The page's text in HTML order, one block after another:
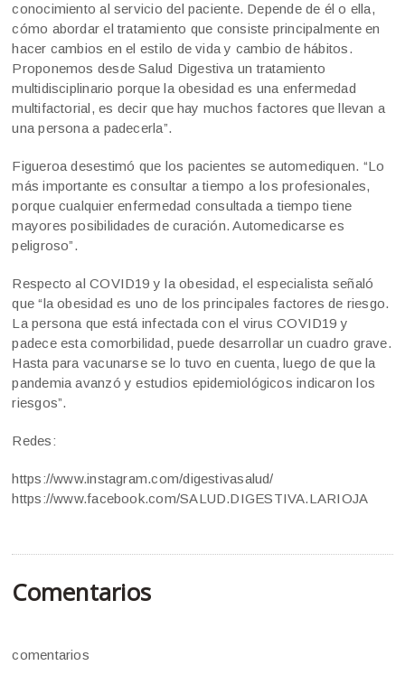
conocimiento al servicio del paciente. Depende de él o ella,
cómo abordar el tratamiento que consiste principalmente en
hacer cambios en el estilo de vida y cambio de hábitos.
Proponemos desde Salud Digestiva un tratamiento
multidisciplinario porque la obesidad es una enfermedad
multifactorial, es decir que hay muchos factores que llevan a
una persona a padecerla”.
Figueroa desestimó que los pacientes se automediquen. “Lo
más importante es consultar a tiempo a los profesionales,
porque cualquier enfermedad consultada a tiempo tiene
mayores posibilidades de curación. Automedicarse es
peligroso”.
Respecto al COVID19 y la obesidad, el especialista señaló
que “la obesidad es uno de los principales factores de riesgo.
La persona que está infectada con el virus COVID19 y
padece esta comorbilidad, puede desarrollar un cuadro grave.
Hasta para vacunarse se lo tuvo en cuenta, luego de que la
pandemia avanzó y estudios epidemiológicos indicaron los
riesgos”.
Redes:
https://www.instagram.com/digestivasalud/
https://www.facebook.com/SALUD.DIGESTIVA.LARIOJA
Comentarios
comentarios